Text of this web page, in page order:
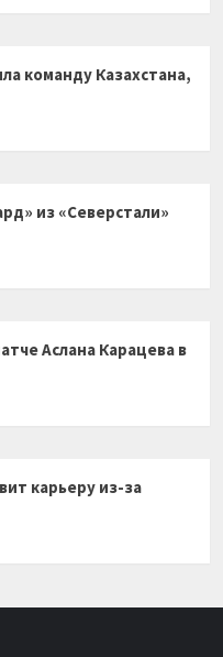
команду Казахстана,
из «Северстали»
Аслана Карацева в
карьеру из-за